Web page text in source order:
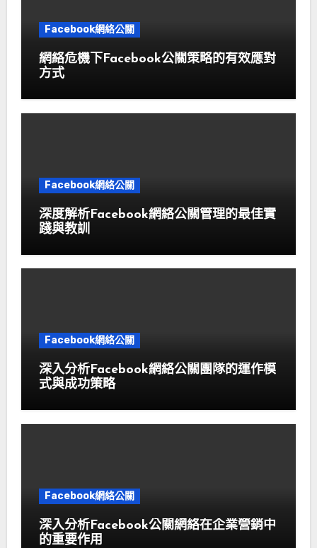
Facebook網絡公關
網絡危機下Facebook公關策略的有效應對
方式
Facebook網絡公關
深度解析Facebook網絡公關管理的最佳實
踐與教訓
Facebook網絡公關
深入分析Facebook網絡公關團隊的運作模
式與成功策略
Facebook網絡公關
深入分析Facebook公關網絡在企業營銷中
的重要作用